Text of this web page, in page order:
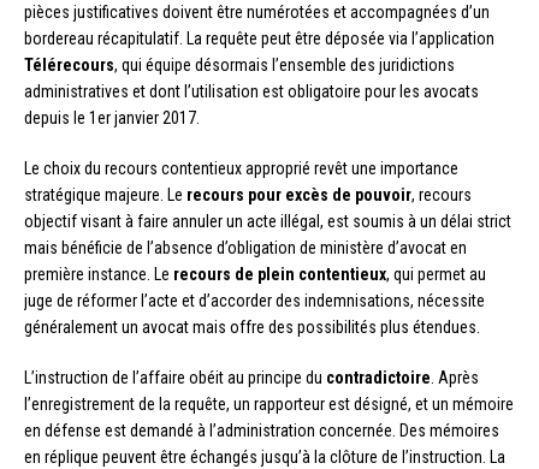
pièces justificatives doivent être numérotées et accompagnées d’un
bordereau récapitulatif. La requête peut être déposée via l’application
Télérecours, qui équipe désormais l’ensemble des juridictions
administratives et dont l’utilisation est obligatoire pour les avocats
depuis le 1er janvier 2017.
Le choix du recours contentieux approprié revêt une importance
stratégique majeure. Le recours pour excès de pouvoir, recours
objectif visant à faire annuler un acte illégal, est soumis à un délai strict
mais bénéficie de l’absence d’obligation de ministère d’avocat en
première instance. Le recours de plein contentieux, qui permet au
juge de réformer l’acte et d’accorder des indemnisations, nécessite
généralement un avocat mais offre des possibilités plus étendues.
L’instruction de l’affaire obéit au principe du contradictoire . Après
l’enregistrement de la requête, un rapporteur est désigné, et un mémoire
en défense est demandé à l’administration concernée. Des mémoires
en réplique peuvent être échangés jusqu’à la clôture de l’instruction. La